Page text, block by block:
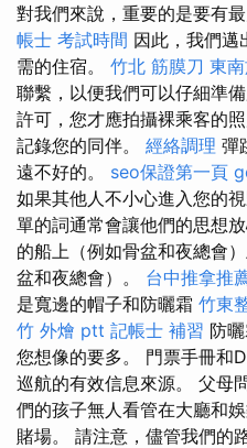
對我們來說，重要的是要有
帳士 考試時間 因此，我們邁
需的住宿。 竹北 筋膜刀 東
聯繫，以便我們可以仔細準
許可，您才應拍攝裸乘客的
記錄您的同伴。 經絡調理 彈
遠不好的。 seo保證第一頁
如果其他人不小心進入您的
單的詞通常會讓他們的思想放
的船上（例如骨盆和夜總會
盆和夜總會）。 台中推拿推
是寬邊的帽子和防曬霜 竹東
竹 外燴 ptt 記帳士 補習 防
您想像的要多。 門票手冊和
巡航的有效信息來源。 父母
們的孩子無人看管在大廳和
賭場。 請注意，儘管我們的